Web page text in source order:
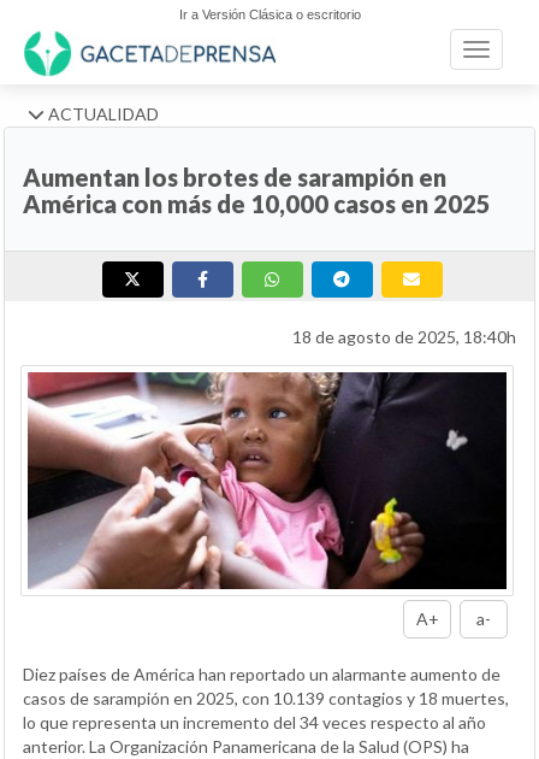
Ir a Versión Clásica o escritorio
Toggle
ACTUALIDAD
Aumentan los brotes de sarampión en
América con más de 10,000 casos en 2025
18 de agosto de 2025, 18:40h
A+ a-
Diez países de América han reportado un alarmante aumento de
casos de sarampión en 2025, con 10.139 contagios y 18 muertes,
lo que representa un incremento del 34 veces respecto al año
anterior. La Organización Panamericana de la Salud (OPS) ha